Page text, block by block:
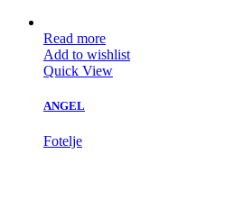
Read more
Add to wishlist
Quick View
ANGEL
Fotelje